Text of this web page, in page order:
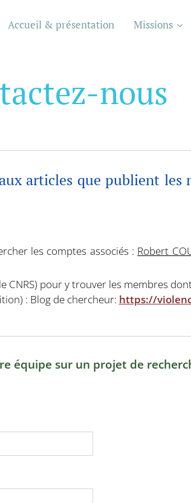
Accueil & présentation Missions
nous
articles que publient les
les comptes associés : Robert
CNRS) pour y trouver les membres
: Blog de chercheur: https://
équipe sur un projet de